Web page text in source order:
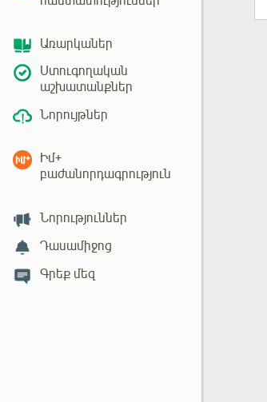
Առարկաներ
Ստուգողական
աշխատանքներ
Նորույթներ
Իմ+
բաժանորդագրություն
Նորություններ
Դասամիջոց
Գրեք մեզ